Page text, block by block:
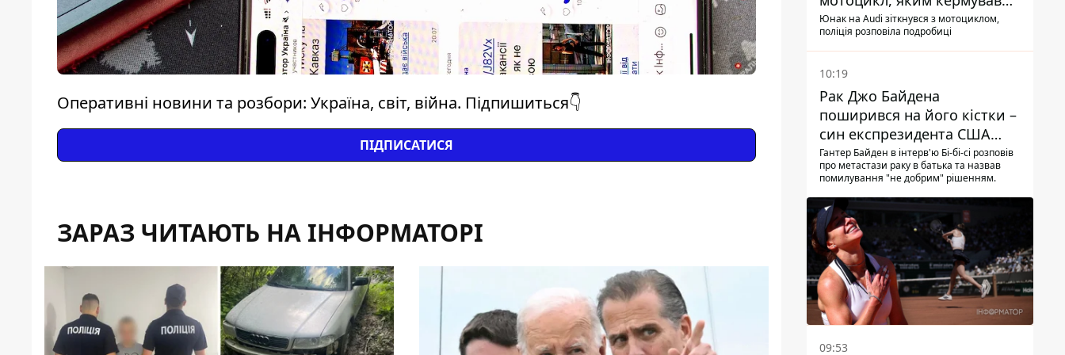
Оперативні новини та розбори: Україна, світ, війна. Підпишиться👇
ПІДПИСАТИСЯ
ЗАРАЗ ЧИТАЮТЬ НА ІНФОРМАТОРІ
10-річний хлопчик
Юнак на Audi зіткнувся з мотоциклом,
поліція розповіла подробиці
10:19
Рак Джо Байдена
поширився на його кістки –
син експрезидента США
розповів, що хвороба
батька прогресує
Гантер Байден в інтерв'ю Бі-бі-сі розповів
про метастази раку в батька та назвав
помилування "не добрим" рішенням.
09:53